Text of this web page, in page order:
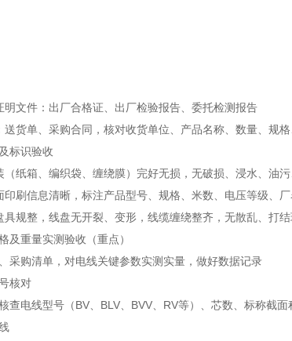
明文件：出厂合格证、出厂检验报告、委托检测报告
送货单、采购合同，核对收货单位、产品名称、数量、规
标识验收
（纸箱、编织袋、缠绕膜）完好无损，无破损、浸水、油
印刷信息清晰，标注产品型号、规格、米数、电压等级、
具规整，线盘无开裂、变形，线缆缠绕整齐，无散乱、打结
及重量实测验收（重点）
采购清单，对电线关键参数实测实量，做好数据记录
核对
查电线型号（BV、BLV、BVV、RV等）、芯数、标称截